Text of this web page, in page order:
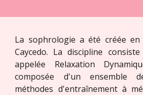
La sophrologie a été créée
Caycedo. La discipline
appelée Relaxation
composée d'un ensemble
méthodes d'entraînement à